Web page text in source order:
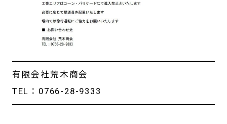
有限会社荒木商会
TEL：0766-28-9333